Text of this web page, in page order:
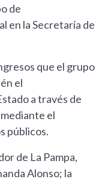
de
en la Secretaría de
que el grupo
el
a través de
el
públicos.
de La Pampa,
Alonso; la